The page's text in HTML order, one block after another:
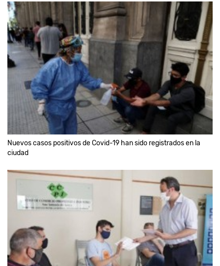
Nuevos casos positivos de Covid-19 han sido registrados en la
ciudad